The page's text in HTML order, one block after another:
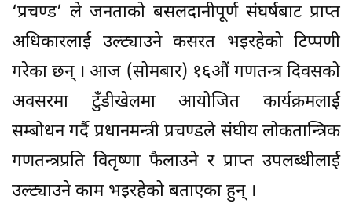
‘प्रचण्ड’ ले जनताको बसलदानीपूर्ण संघर्षबाट प्राप्त
अधिकारलाई उल्ट्याउने कसरत भइरहेको टिप्पणी
गरेका छन् । आज (सोमबार) १६औं गणतन्त्र दिवसको
अवसरमा टुँडीखेलमा आयोजित कार्यक्रमलाई
सम्बोधन गर्दै प्रधानमन्त्री प्रचण्डले संघीय लोकतान्त्रिक
गणतन्त्रप्रति वितृष्णा फैलाउने र प्राप्त उपलब्धीलाई
उल्ट्याउने काम भइरहेको बताएका हुन् ।